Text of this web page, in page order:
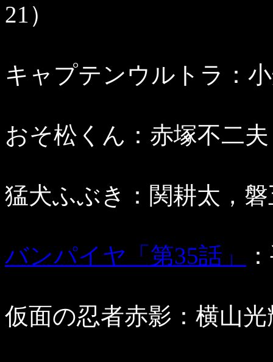
21）
キャプテンウルトラ：
おそ松くん：赤塚不二
猛犬ふぶき：関耕太，
バンパイヤ「第35話」
仮面の忍者赤影：横山光